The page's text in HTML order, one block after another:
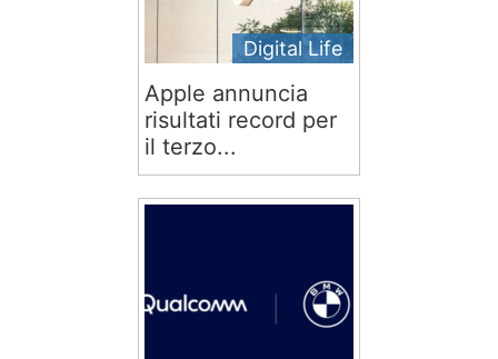
Digital Life
Apple annuncia
risultati record per
il terzo...